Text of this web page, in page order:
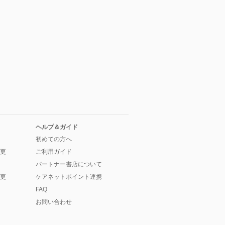
ヘルプ＆ガイド
初めての方へ
ご利用ガイド
パートナー書店について
ケアネットポイント連携
FAQ
お問い合わせ